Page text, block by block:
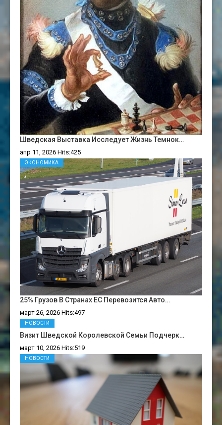
Шведская Выставка Исследует Жизнь Темнок…
апр 11, 2026 Hits:425
25% Грузов В Странах ЕС Перевозится Авто…
март 26, 2026 Hits:497
ЭКОНОМИКА
Визит Шведской Королевской Семьи Подчерк…
март 10, 2026 Hits:519
НОВОСТИ
НОВОСТИ